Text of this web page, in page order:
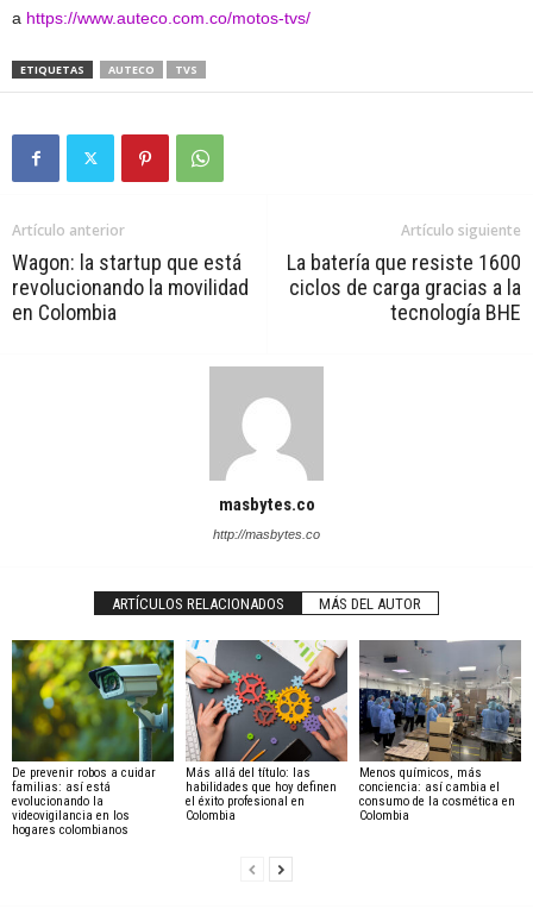
a https://www.auteco.com.co/motos-tvs/
ETIQUETAS AUTECO TVS
Artículo anterior
Wagon: la startup que está
revolucionando la movilidad
en Colombia
Artículo siguiente
La batería que resiste 1600
ciclos de carga gracias a la
tecnología BHE
masbytes.co
http://masbytes.co
ARTÍCULOS RELACIONADOS MÁS DEL AUTOR
De prevenir robos a cuidar
familias: así está
evolucionando la
videovigilancia en los
hogares colombianos
Más allá del título: las
habilidades que hoy definen
el éxito profesional en
Colombia
Menos químicos, más
conciencia: así cambia el
consumo de la cosmética en
Colombia